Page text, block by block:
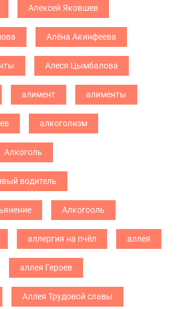
Алексей Яковшев
Алёна Акинфеева
Алеся Цымбалова
алимент алименты
алкоголизм
Алкоголь
водитель
Алкогооль
аллергия на пчёл аллея
аллея Героев
Аллея Трудовой славы